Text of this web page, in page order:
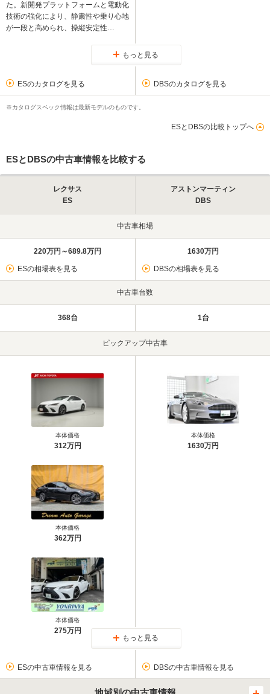
た。新開発プラットフォームと電動化
技術の強化により、静粛性や乗り心地
が一段と高められ、操縦安定性…
もっと見る
ESのカタログを見る DBSのカタログを見る
※カタログスペック情報は最新モデルのものです。
ESとDBSの比較トップへ
ESとDBSの中古車情報を比較する
レクサス
ES
アストンマーティン
DBS
中古車相場
220万円～689.8万円
ESの相場表を見る
1630万円
DBSの相場表を見る
中古車台数
368台 1台
ピックアップ中古車
本体価格
312万円
本体価格
362万円
本体価格
275万円
本体価格
1630万円
もっと見る
ESの中古車情報を見る DBSの中古車情報を見る